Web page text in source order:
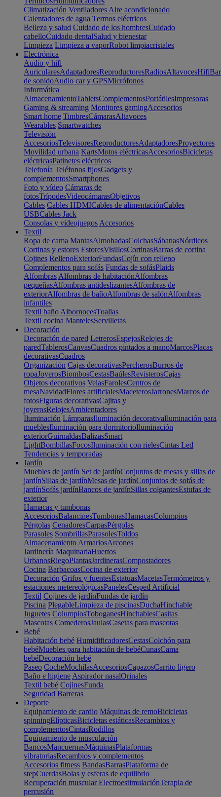
Climatización Ventiladores Aire acondicionado
Calentadores de agua Termos eléctricos
Belleza y salud Cuidado de los hombresCuidado
cabelloCuidado dentalSalud y bienestar
Limpieza Limpieza a vaporRobot limpiacristales
Electrónica
Audio y hifi
AuricularesAdaptadoresReproductoresRadiosAltavocesHifi
de sonidoAudio car y GPSMicrófonos
Informática
AlmacenamientoTabletsComplementosPortátilesImpresoras
Gaming & streaming Monitores gamingAccesorios
Smart home TimbresCámarasAltavoces
Wearables Smartwatches
Televisión
AccesoriosTelevisoresReproductoresAdaptadoresProyectores
Movilidad urbana KartsMotos eléctricasAccesoriosBicicletas
eléctricasPatinetes eléctricos
Telefonía Teléfonos fijosGadgets y
complementosSmartphones
Foto y vídeo Cámaras de
fotosTrípodesVideocámarasObjetivos
Cables Cables HDMICables de alimentaciónCables
USBCables Jack
Consolas y videojuegos Accesorios
Textil
Ropa de cama MantasAlmohadasColchasSábanasNórdicos
Cortinas y estores EstoresVisillosCortinasBarras de cortina
Cojines RellenoExteriorFundasCojín con relleno
Complementos para sofás Fundas de sofásPlaids
Alfombras Alfombras de habitaciónAlfombras
pequeñasAlfombras antideslizantesAlfombras de
exteriorAlfombras de bañoAlfombras de salónAlfombras
infantiles
Textil baño AlbornocesToallas
Textil cocina MantelesServilletas
Decoración
Decoración de pared LetrerosEspejosRelojes de
paredTablerosCanvasCuadros pintados a manoMarcosPlacas
decorativasCuadros
Organización Cajas decorativasPercherosBurros de
ropaJoyerosBiombosCestasBaúlesRevisterosCajas
Objetos decorativos VelasFarolesCentros de
mesaNavidadFlores artificialesMaceterosJarronesMarcos de
fotosFiguras decorativasCajitas y
joyerosRelojesAmbientadores
Iluminación LámparasIluminación decorativaIluminación para
mueblesIluminación para dormitorioIluminación
exteriorGuirnaldasBalizasSmart
LightBombillasFocosIluminación con rielesCintas Led
Tendencias y temporadas
Jardín
Muebles de jardín Set de jardínConjuntos de mesas y sillas de
jardínSillas de jardínMesas de jardínConjuntos de sofás de
jardínSofás jardínBancos de jardínSillas colgantesEstufas de
exterior
Hamacas y tumbonas
AccesoriosBalancinesTumbonasHamacasColumpios
Pérgolas CenadoresCarpasPérgolas
Parasoles SombrillasParasolesToldos
Almacenamiento ArmariosArcones
Jardinería MaquinariaHuertos
UrbanosRiegoPlantasJardinerasCompostadores
Cocina BarbacoasCocina de exterior
Decoración Grifos y fuentesEstatuasMacetasTermómetros y
estaciones metereológicasPanelesCesped Artificial
Textil Cojines de jardínFundas de jardín
Piscina PlegableLimpieza de piscinasDuchaHinchable
Juguetes ColumpiosToboganesHinchablesCasitas
Mascotas ComederosJaulasCasetas para mascotas
Bebé
Habitación bebé HumidificadoresCestasColchón para
bebéMuebles para habitación de bebéCunasCama
bebéDecoración bebé
Paseo CocheMochilasAccesoriosCapazosCarrito ligero
Baño e higiene Aspirador nasalOrinales
Textil bebé CojinesFunda
Seguridad Barreras
Deporte
Equipamiento de cardio Máquinas de remoBicicletas
spinningElípticasBicicletas estáticasRecambios y
complementosCintasRodillos
Equipamiento de musculación
BancosMancuernasMáquinasPlataformas
vibratoriasRecambios y complementos
Accesorios fitness BandasBarrasPlataforma de
stepCuerdasBolas y esferas de equilibrio
Recuperación muscular ElectroestimulaciónTerapia de
percusión